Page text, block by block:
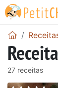
27 receitas